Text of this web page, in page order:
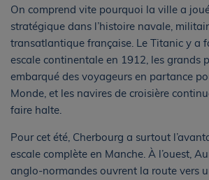
On comprend vite pourquoi la ville a
stratégique dans l’histoire navale,
transatlantique française. Le Titanic y a
escale continentale en 1912, les grands
embarqué des voyageurs en partance
Monde, et les navires de croisière
faire halte.
Pour cet été, Cherbourg a surtout
escale complète en Manche. À l’ouest,
anglo-normandes ouvrent la route vers